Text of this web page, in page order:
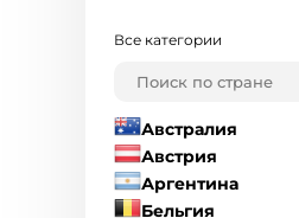
Все категории
Австралия
Австрия
Аргентина
Бельгия